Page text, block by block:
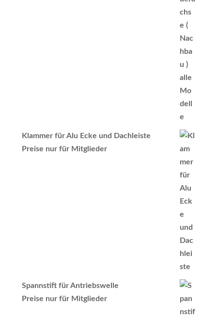
Klammer für Alu Ecke und Dachleiste
Preise nur für Mitglieder
Spannstift für Antriebswelle
Preise nur für Mitglieder